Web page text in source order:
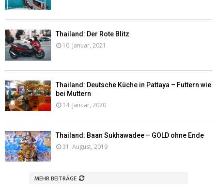
Thailand: Der Rote Blitz
10. Januar, 2021
Thailand: Deutsche Küche in Pattaya – Futtern wie
bei Muttern
14. Januar, 2020
Thailand: Baan Sukhawadee – GOLD ohne Ende
31. August, 2019
MEHR BEITRÄGE